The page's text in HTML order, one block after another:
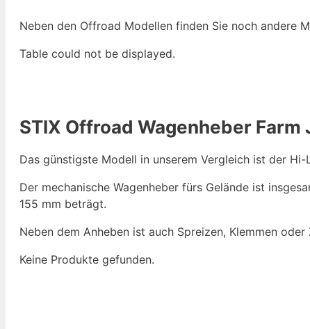
Neben den Offroad Modellen finden Sie noch andere
Table could not be displayed.
STIX Offroad Wagenheber
Das günstigste Modell in unserem Vergleich ist der
Der mechanische Wagenheber fürs Gelände ist
155 mm beträgt.
Neben dem Anheben ist auch Spreizen, Klemmen
Keine Produkte gefunden.